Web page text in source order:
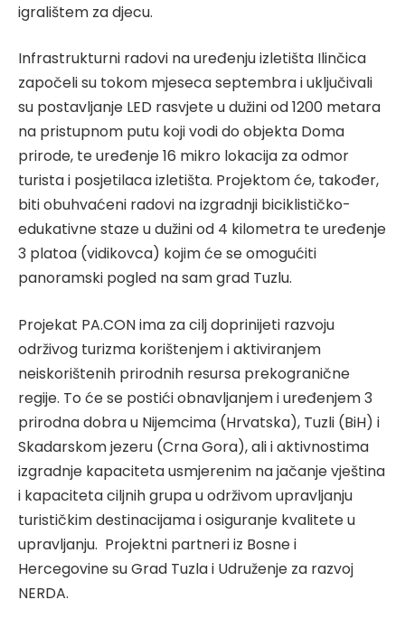
igralištem za djecu.
Infrastrukturni radovi na uređenju izletišta Ilinčica
započeli su tokom mjeseca septembra i uključivali
su postavljanje LED rasvjete u dužini od 1200 metara
na pristupnom putu koji vodi do objekta Doma
prirode, te uređenje 16 mikro lokacija za odmor
turista i posjetilaca izletišta. Projektom će, također,
biti obuhvaćeni radovi na izgradnji biciklističko-
edukativne staze u dužini od 4 kilometra te uređenje
3 platoa (vidikovca) kojim će se omogućiti
panoramski pogled na sam grad Tuzlu.
Projekat PA.CON ima za cilj doprinijeti razvoju
održivog turizma korištenjem i aktiviranjem
neiskorištenih prirodnih resursa prekogranične
regije. To će se postići obnavljanjem i uređenjem 3
prirodna dobra u Nijemcima (Hrvatska), Tuzli (BiH) i
Skadarskom jezeru (Crna Gora), ali i aktivnostima
izgradnje kapaciteta usmjerenim na jačanje vještina
i kapaciteta ciljnih grupa u održivom upravljanju
turističkim destinacijama i osiguranje kvalitete u
upravljanju. Projektni partneri iz Bosne i
Hercegovine su Grad Tuzla i Udruženje za razvoj
NERDA.